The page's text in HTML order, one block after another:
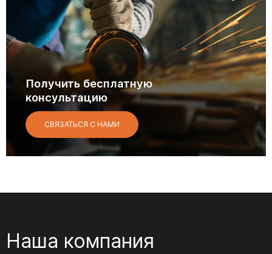
Получить бесплатную
консультацию
СВЯЗАТЬСЯ С НАМИ
Наша компания